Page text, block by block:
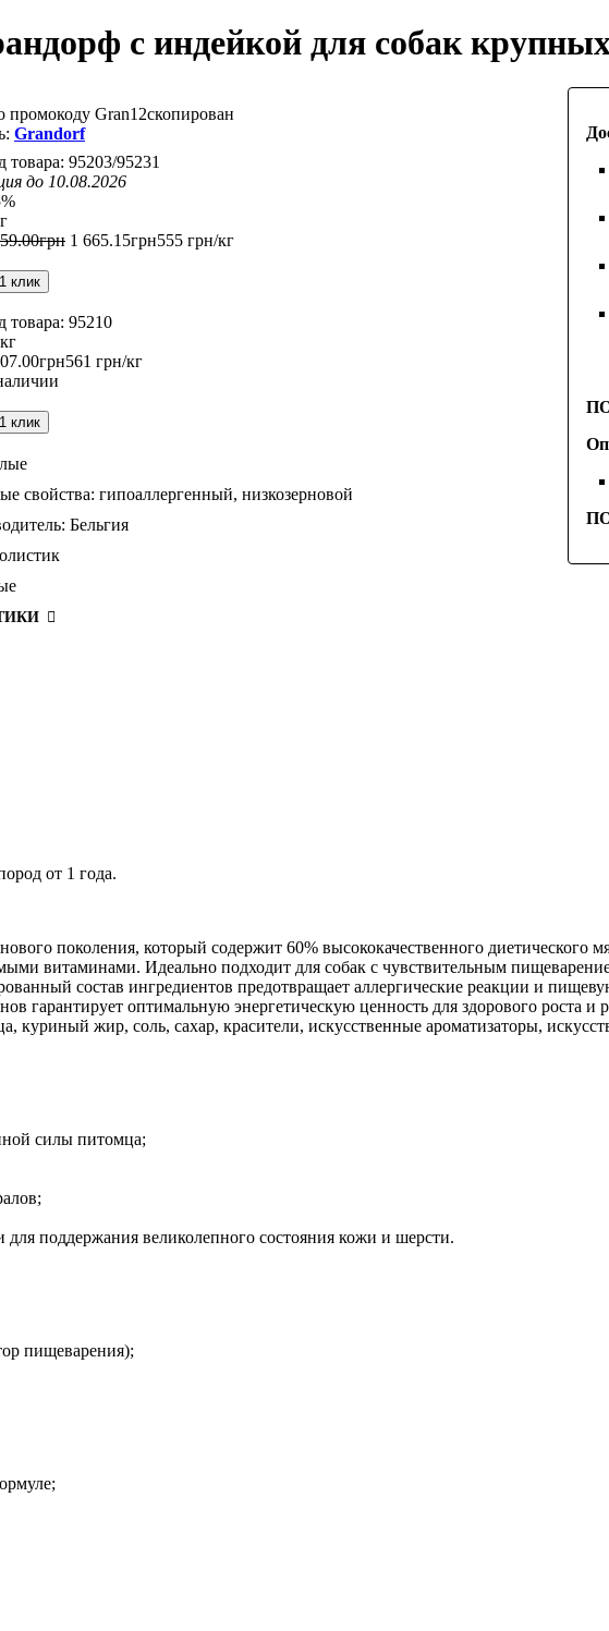
с индейкой для собак
промокоду Gran12скопирован
Grandorf
95203/95231
до 10.08.2026
.00грн 1 665.15грн555 грн/кг
клик
95210
.00грн561 грн/кг
клик
свойства: гипоаллергенный, низкозерновой
Бельгия
от 1 года.
поколения, который содержит 60% высококачественного диетического
витаминами. Идеально подходит для собак с чувствительным
состав ингредиентов предотвращает аллергические реакции и
гарантирует оптимальную энергетическую ценность для здорового роста и
куриный жир, соль, сахар, красители, искусственные ароматизаторы,
силы питомца;
поддержания великолепного состояния кожи и шерсти.
пищеварения);